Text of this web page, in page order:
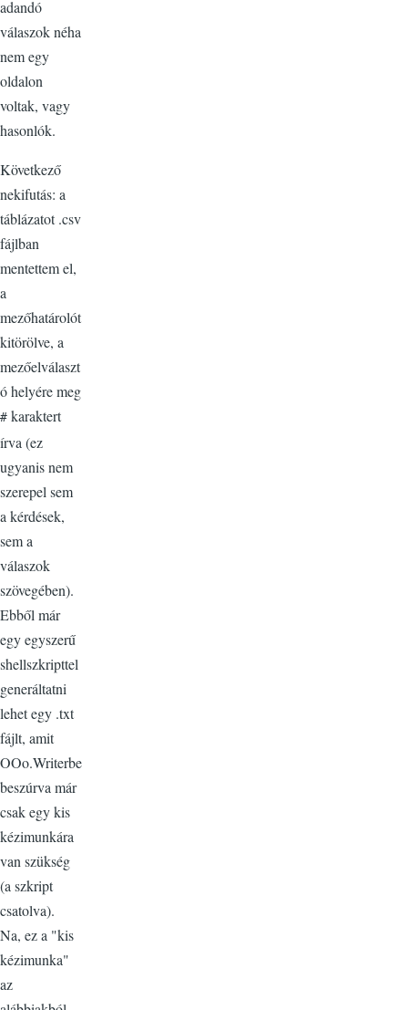
adandó
válaszok néha
nem egy
oldalon
voltak, vagy
hasonlók.
Következő
nekifutás: a
táblázatot .csv
fájlban
mentettem el,
a
mezőhatárolót
kitörölve, a
mezőelválaszt
ó helyére meg
# karaktert
írva (ez
ugyanis nem
szerepel sem
a kérdések,
sem a
válaszok
szövegében).
Ebből már
egy egyszerű
shellszkripttel
generáltatni
lehet egy .txt
fájlt, amit
OOo.Writerbe
beszúrva már
csak egy kis
kézimunkára
van szükség
(a szkript
csatolva).
Na, ez a "kis
kézimunka"
az